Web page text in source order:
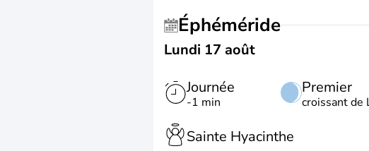
Éphéméride
Lundi 17 août
Journée
-1 min
Premier
croissant de
Sainte Hyacinthe